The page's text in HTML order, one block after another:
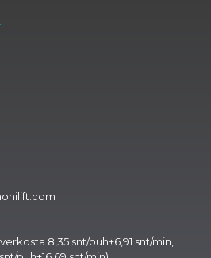
8,35 snt/puh+6,91 snt/min,